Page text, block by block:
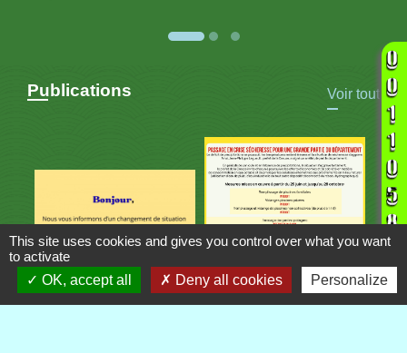
Publications Voir tout
This site uses cookies and gives you control over what you want
to activate
OK, accept all
Deny all cookies Personalize